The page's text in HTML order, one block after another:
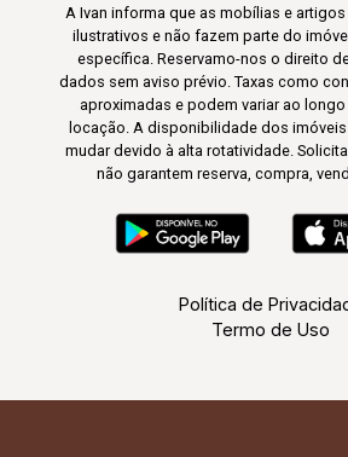
A Ivan informa que as mobílias e
ilustrativos e não fazem parte do
específica. Reservamo-nos o direito
dados sem aviso prévio. Taxas como
aproximadas e podem variar ao
locação. A disponibilidade dos
mudar devido à alta rotatividade.
não garantem reserva, compra,
Política de
Termo de Uso